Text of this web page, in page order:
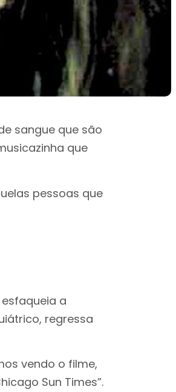
sangue que são
que
pessoas que
esfaqueia a
regressa
vendo o filme,
Sun Times”.